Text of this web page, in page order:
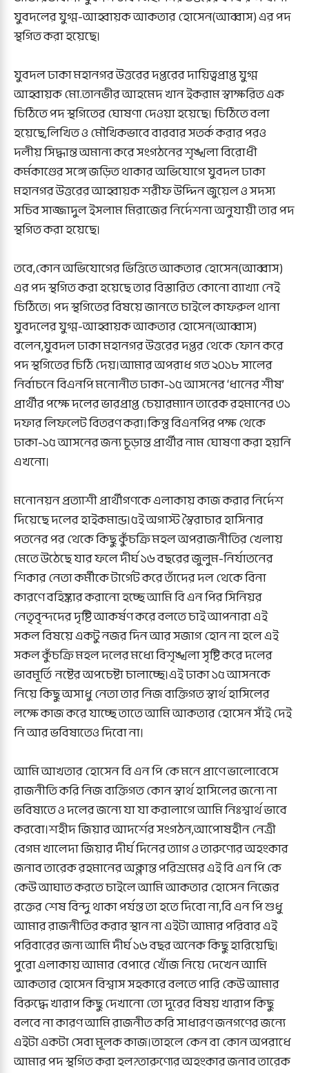
যুবদলের যুগ্ম-আহ্বায়ক আকতার হোসেন(আব্বাস) এর পদ
স্থগিত করা হয়েছে।
যুবদল ঢাকা মহানগর উত্তরের দপ্তরের দায়িত্বপ্রাপ্ত যুগ্ম
আহ্বায়ক মো.তানভীর আহমেদ খান ইকরাম স্বাক্ষরিত এক
চিঠিতে পদ স্থগিতের ঘোষণা দেওয়া হয়েছে। চিঠিতে বলা
হয়েছে,লিখিত ও মৌখিকভাবে বারবার সতর্ক করার পরও
দলীয় সিদ্ধান্ত অমান্য করে সংগঠনের শৃঙ্খলা বিরোধী
কর্মকাণ্ডের সঙ্গে জড়িত থাকার অভিযোগে যুবদল ঢাকা
মহানগর উত্তরের আহ্বায়ক শরীফ উদ্দিন জুয়েল ও সদস্য
সচিব সাজ্জাদুল ইসলাম মিরাজের নির্দেশনা অনুযায়ী তার পদ
স্থগিত করা হয়েছে।
তবে,কোন অভিযোগের ভিত্তিতে আকতার হোসেন(আব্বাস)
এর পদ স্থগিত করা হয়েছে তার বিস্তারিত কোনো ব্যাখ্যা নেই
চিঠিতে। পদ স্থগিতের বিষয়ে জানতে চাইলে কাফরুল থানা
যুবদলের যুগ্ম-আহ্বায়ক আকতার হোসেন(আব্বাস)
বলেন,যুবদল ঢাকা মহানগর উত্তরের দপ্তর থেকে ফোন করে
পদ স্থগিতের চিঠি দেয়।আমার অপরাধ গত ২০১৮ সালের
নির্বাচনে বিএনপি মনোনীত ঢাকা-১৫ আসনের ‘ধানের শীষ’
প্রার্থীর পক্ষে দলের ভারপ্রাপ্ত চেয়ারম্যান তারেক রহমানের ৩১
দফার লিফলেট বিতরণ করা।কিন্তু বিএনপির পক্ষ থেকে
ঢাকা-১৫ আসনের জন্য চূড়ান্ত প্রার্থীর নাম ঘোষণা করা হয়নি
এখনো।
মনোনয়ন প্রত্যাশী প্রার্থীগণকে এলাকায় কাজ করার নির্দেশ
দিয়েছে দলের হাইকমান্ড।৫ই অগাস্ট স্বৈরাচার হাসিনার
পতনের পর থেকে কিছু কুঁচক্রি মহল অপরাজনীতির খেলায়
মেতে উঠেছে যার ফলে দীর্ঘ ১৬ বছরের জুলুম-নির্যাতনের
শিকার নেতা কর্মীকে টার্গেট করে তাঁদের দল থেকে বিনা
কারণে বহিষ্কার করানো হচ্ছে আমি বি এন পির সিনিয়র
নেতৃবৃন্দদের দৃষ্টি আকর্ষণ করে বলতে চাই আপনারা এই
সকল বিষয়ে একটু নজর দিন আর সজাগ হোন না হলে এই
সকল কুঁচক্রি মহল দলের মধ্যে বিশৃঙ্খলা সৃষ্টি করে দলের
ভাবমূর্তি নষ্টের অপচেষ্টা চালাচ্ছে।এই ঢাকা ১৫ আসনকে
নিয়ে কিছু অসাধু নেতা তার নিজ ব্যক্তিগত স্বার্থ হাসিলের
লক্ষে কাজ করে যাচ্ছে তাতে আমি আকতার হোসেন সাঁই দেই
নি আর ভবিষ্যতেও দিবো না।
আমি আখতার হোসেন বি এন পি কে মনে প্রাণে ভালোবেসে
রাজনীতি করি নিজ ব্যক্তিগত কোন স্বার্থ হাসিলের জন্যে না
ভবিষ্যতে ও দলের জন্যে যা যা করালাগে আমি নিঃশ্বার্থ ভাবে
করবো।শহীদ জিয়ার আদর্শের সংগঠন,আপোষহীন নেত্রী
বেগম খালেদা জিয়ার দীর্ঘ দিনের ত্যাগ ও তারুণ্যের অহংকার
জনাব তারেক রহমানের অক্লান্ত পরিশ্রমের এই বি এন পি কে
কেউ আঘাত করতে চাইলে আমি আকতার হোসেন নিজের
রক্তের শেষ বিন্দু থাকা পর্যন্ত তা হতে দিবো না,বি এন পি শুধু
আমার রাজনীতির করার স্থান না এইটা আমার পরিবার এই
পরিবারের জন্য আমি দীর্ঘ ১৬ বছর অনেক কিছু হারিয়েছি।
পুরো এলাকায় আমার বেপারে খোঁজ নিয়ে দেখেন আমি
আকতার হোসেন বিশ্বাস সহকারে বলতে পারি কেউ আমার
বিরুদ্ধে খারাপ কিছু দেখানো তো দূরের বিষয় খারাপ কিছু
বলবে না কারণ আমি রাজনীত করি সাধারণ জনগণের জন্যে
এইটা একটা সেবা মূলক কাজ।তাহলে কেন বা কোন অপরাধে
আমার পদ স্থগিত করা হল?তারুণ্যের অহংকার জনাব তারেক